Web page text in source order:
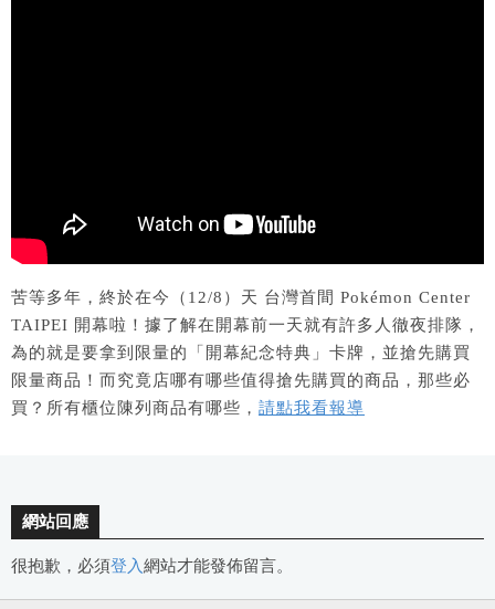
苦等多年，終於在今（12/8）天 台灣首間 Pokémon Center
TAIPEI 開幕啦！據了解在開幕前一天就有許多人徹夜排隊，
為的就是要拿到限量的「開幕紀念特典」卡牌，並搶先購買
限量商品！而究竟店哪有哪些值得搶先購買的商品，那些必
買？所有櫃位陳列商品有哪些， 請點我看報導
網站回應
很抱歉，必須登入網站才能發佈留言。